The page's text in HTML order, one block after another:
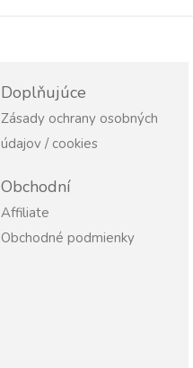
Doplňujúce
Zásady ochrany osobných
údajov / cookies
Obchodní
Affiliate
Obchodné podmienky